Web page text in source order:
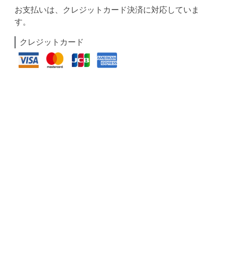
お支払いは、クレジットカード決済に対応していま
す。
クレジットカード